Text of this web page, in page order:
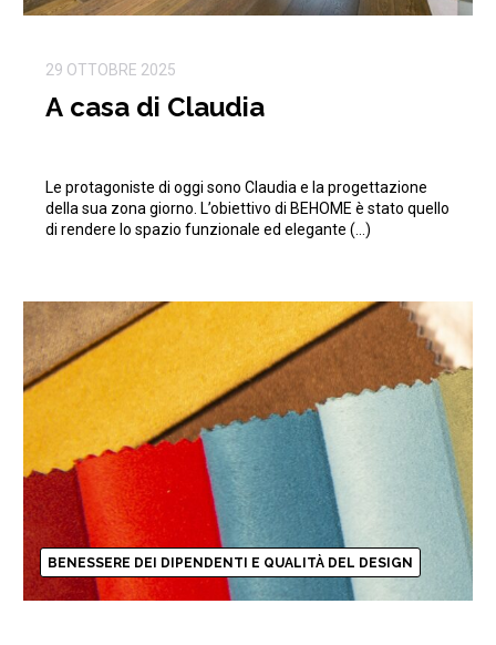
29 OTTOBRE 2025
A casa di Claudia
Le protagoniste di oggi sono Claudia e la progettazione
della sua zona giorno. L’obiettivo di BEHOME è stato quello
di rendere lo spazio funzionale ed elegante (…)
BENESSERE DEI DIPENDENTI E QUALITÀ DEL DESIGN